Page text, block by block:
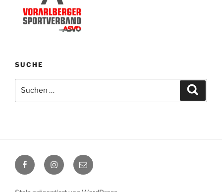
SUCHE
nach:
FacebookInstagram
E-
Mail